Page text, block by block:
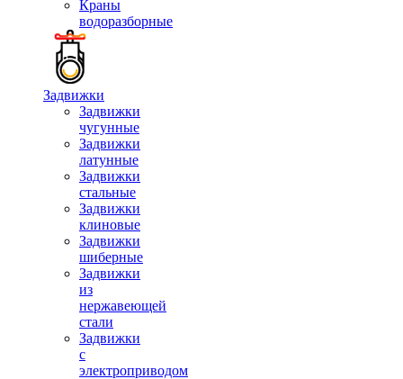
Краны
водоразборные
Задвижки
Задвижки
чугунные
Задвижки
латунные
Задвижки
стальные
Задвижки
клиновые
Задвижки
шиберные
Задвижки
из
нержавеющей
стали
Задвижки
с
электроприводом